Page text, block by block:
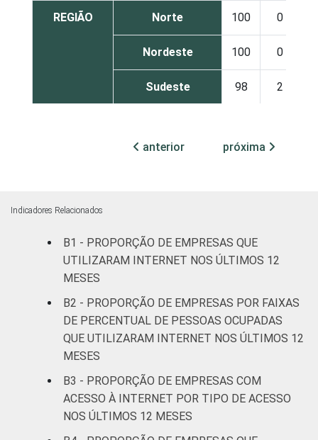
REGIÃO Norte 100 0
Nordeste 100 0
Sudeste 98 2
DE
CNAE 2.0
Construção 99
reparação de
veículos
automotores e
motocicletas
99 1
Transporte,
armazenagem e
comunicações
99 1
anterior próxima
Indicadores Relacionados
B1 - PROPORÇÃO DE EMPRESAS QUE
UTILIZARAM INTERNET NOS ÚLTIMOS 12
MESES
B2 - PROPORÇÃO DE EMPRESAS POR FAIXAS
DE PERCENTUAL DE PESSOAS OCUPADAS
QUE UTILIZARAM INTERNET NOS ÚLTIMOS 12
MESES
B3 - PROPORÇÃO DE EMPRESAS COM
ACESSO À INTERNET POR TIPO DE ACESSO
NOS ÚLTIMOS 12 MESES